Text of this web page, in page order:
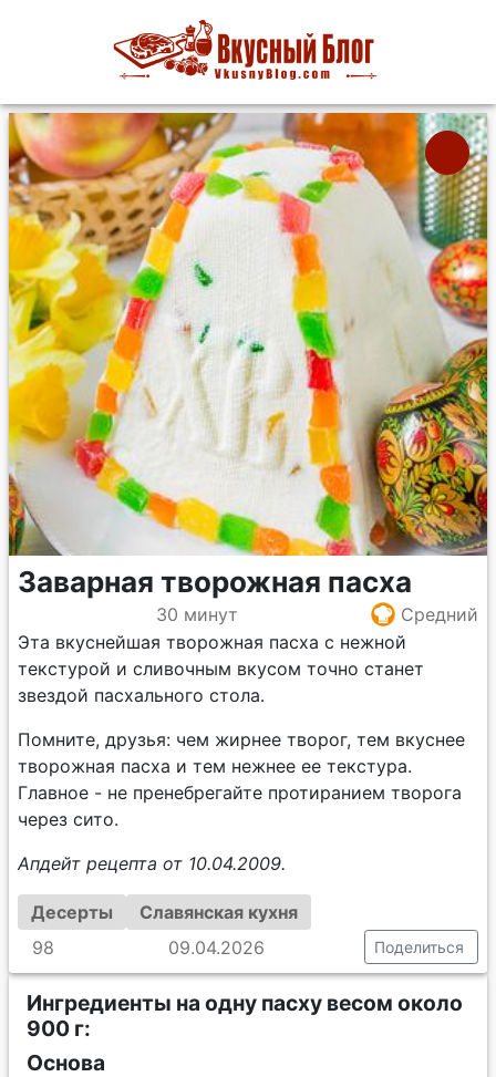
Заварная творожная пасха
30 минут
Средний
Эта вкуснейшая творожная пасха с нежной
текстурой и сливочным вкусом точно станет
звездой пасхального стола.
Помните, друзья: чем жирнее творог, тем вкуснее
творожная пасха и тем нежнее ее текстура.
Главное - не пренебрегайте протиранием творога
через сито.
Апдейт рецепта от 10.04.2009.
Десерты
Славянская кухня
98
09.04.2026 Поделиться
Ингредиенты на одну пасху весом около
900 г:
Основа